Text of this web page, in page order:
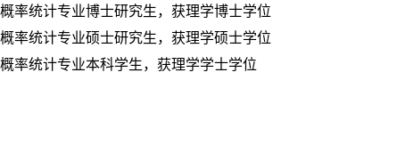
率统计专业博士研究生，获理学博士学位
率统计专业硕士研究生，获理学硕士学位
率统计专业本科学生，获理学学士学位